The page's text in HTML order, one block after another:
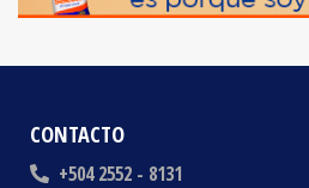
CONTACTO
+504 2552 - 8131